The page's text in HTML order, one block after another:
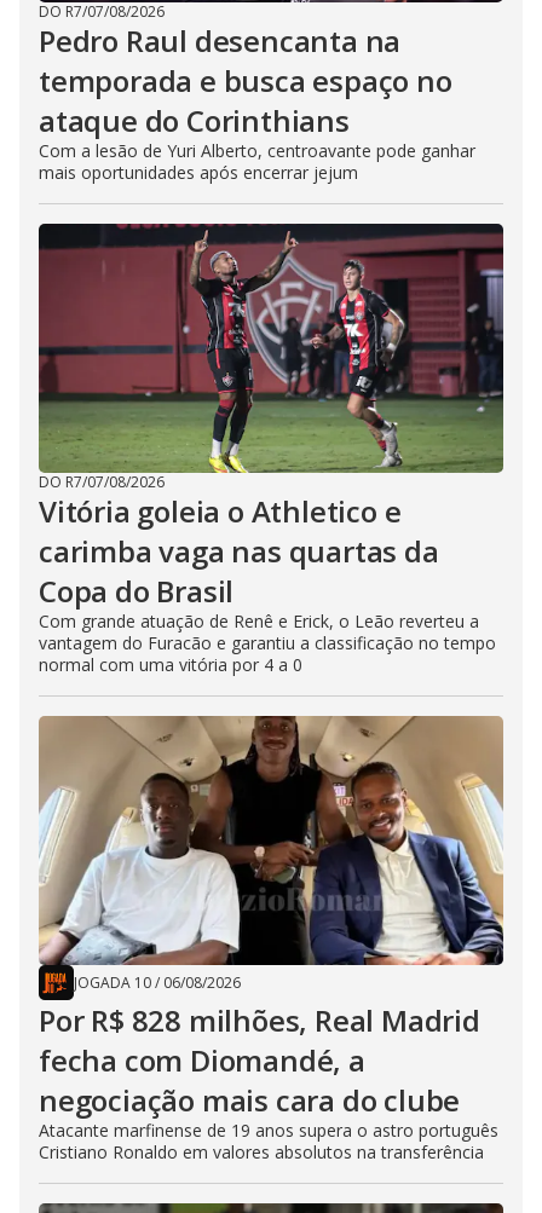
DO R7/07/08/2026
Pedro Raul desencanta na
temporada e busca espaço no
ataque do Corinthians
Com a lesão de Yuri Alberto, centroavante pode ganhar
mais oportunidades após encerrar jejum
DO R7/07/08/2026
Vitória goleia o Athletico e
carimba vaga nas quartas da
Copa do Brasil
Com grande atuação de Renê e Erick, o Leão reverteu a
vantagem do Furacão e garantiu a classificação no tempo
normal com uma vitória por 4 a 0
JOGADA 10/ 06/08/2026
Por R$ 828 milhões, Real Madrid
fecha com Diomandé, a
negociação mais cara do clube
Atacante marfinense de 19 anos supera o astro português
Cristiano Ronaldo em valores absolutos na transferência